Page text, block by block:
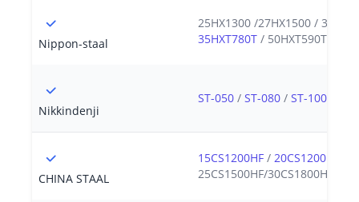
Nippon-staal
25HX1300 /27HX1500 /
35HXT780T / 50HXT590T /
Nikkindenji
ST-050 / ST-080 / ST-100
CHINA STAAL
15CS1200HF / 20CS1200HF
25CS1500HF/30CS1800HF